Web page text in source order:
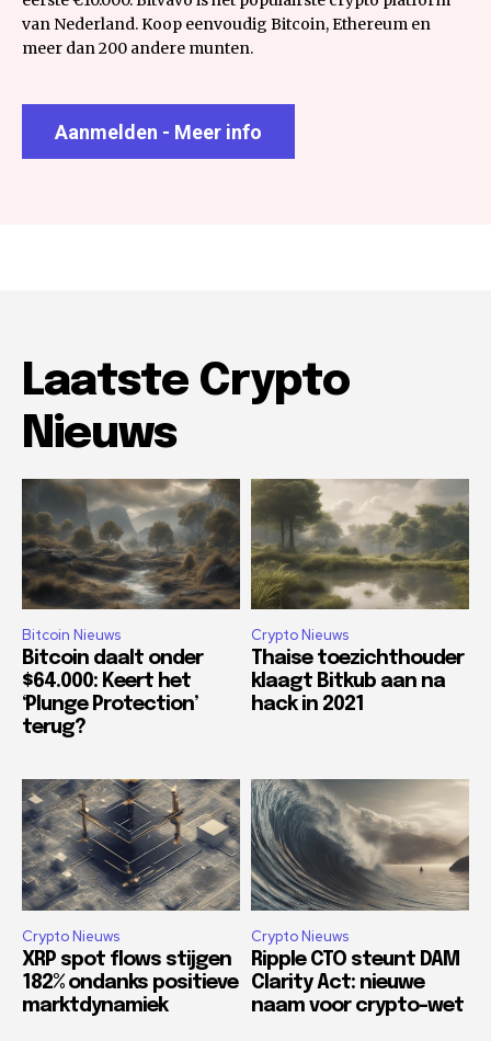
van Nederland. Koop eenvoudig Bitcoin, Ethereum en
meer dan 200 andere munten.
Aanmelden - Meer info
Laatste Crypto
Nieuws
Bitcoin Nieuws
Bitcoin daalt onder
$64.000: Keert het
‘Plunge Protection’
terug?
Crypto Nieuws
Thaise toezichthouder
klaagt Bitkub aan na
hack in 2021
Crypto Nieuws
XRP spot flows stijgen
182% ondanks positieve
marktdynamiek
Crypto Nieuws
Ripple CTO steunt DAM
Clarity Act: nieuwe
naam voor crypto-wet